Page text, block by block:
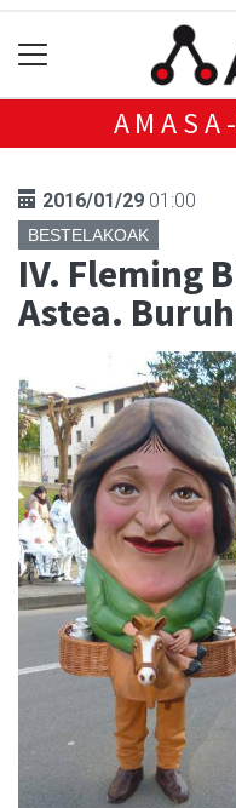
2016/01/29 01:00
BESTELAKOAK
IV. Fleming
Astea.